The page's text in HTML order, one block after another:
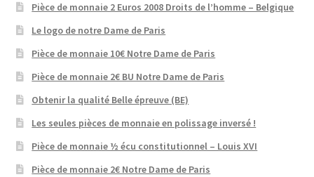
Pièce de monnaie 2 Euros 2008 Droits de l’homme – Belgique
Le logo de notre Dame de Paris
Pièce de monnaie 10€ Notre Dame de Paris
Pièce de monnaie 2€ BU Notre Dame de Paris
Obtenir la qualité Belle épreuve (BE)
Les seules pièces de monnaie en polissage inversé !
Pièce de monnaie ½ écu constitutionnel – Louis XVI
Pièce de monnaie 2€ Notre Dame de Paris